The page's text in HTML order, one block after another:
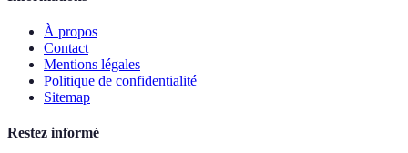
À propos
Contact
Mentions légales
Politique de confidentialité
Sitemap
Restez informé